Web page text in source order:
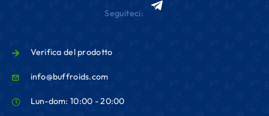
Seguiteci:
Verifica del prodotto
info@buffroids.com
Lun-dom: 10:00 - 20:00